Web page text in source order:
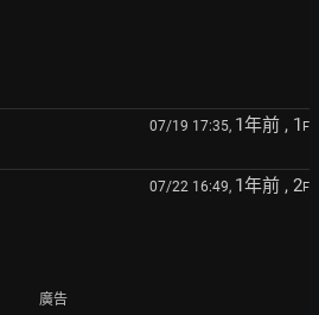
07/19 17:35, 1年前 , 1 F
07/22 16:49, 1年前 , 2F
廣告